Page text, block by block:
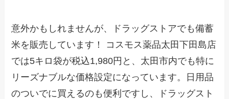
意外かもしれませんが、ドラッグストアでも備蓄
米を販売しています！ コスモス薬品太田下田島店
では5キロ袋が税込1,980円と、太田市内でも特に
リーズナブルな価格設定になっています。日用品
のついでに買えるのも便利ですし、ドラッグスト